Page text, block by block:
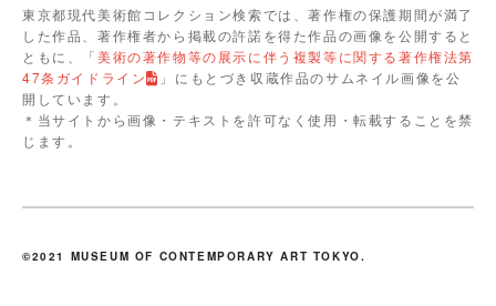
東京都現代美術館コレクション検索では、著作権の保護期間が満了
した作品、著作権者から掲載の許諾を得た作品の画像を公開すると
ともに、「美術の著作物等の展示に伴う複製等に関する著作権法第
47条ガイドライン
」にもとづき収蔵作品のサムネイル画像を公
開しています。
＊当サイトから画像・テキストを許可なく使用・転載することを禁
じます。
©2021 MUSEUM OF CONTEMPORARY ART TOKYO.